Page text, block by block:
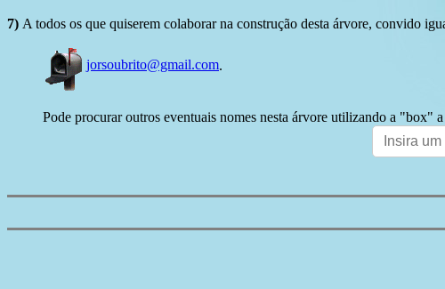
7) A todos os que quiserem colaborar na construção desta árvore, convido
jorsoubrito@gmail.com
Pode procurar outros eventuais nomes nesta árvore utilizando a "box"